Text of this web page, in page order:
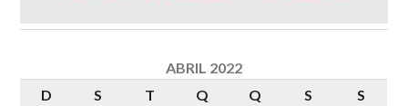
ABRIL 2022
D
S T Q Q S S